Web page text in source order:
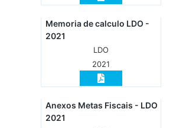
Memoria de calculo LDO -
2021
LDO
2021
Anexos Metas Fiscais - LDO
2021